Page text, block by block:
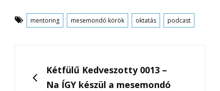
Tags
mentoring mesemondó körök oktatás podcast
navigation
PREVIOUS
Kétfülű Kedveszotty 0013 –
Na ÍGY készül a mesemondó